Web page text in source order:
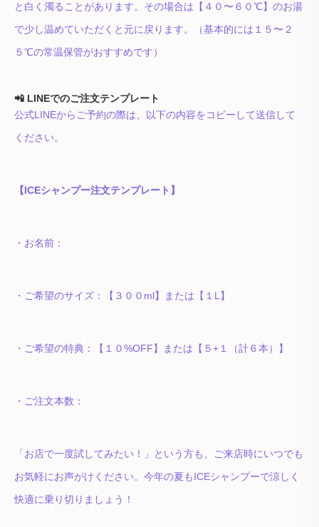
と白く濁ることがあります。その場合は【４０〜６０℃】のお湯
で少し温めていただくと元に戻ります。（基本的には１５〜２
５℃の常温保管がおすすめです）
📲 LINEでのご注文テンプレート
公式LINEからご予約の際は、以下の内容をコピーして送信して
ください。
【ICEシャンプー注文テンプレート】
・お名前：
・ご希望のサイズ：【３００ml】または【１L】
・ご希望の特典：【１０%OFF】または【５+１（計６本）】
・ご注文本数：
「お店で一度試してみたい！」という方も、ご来店時にいつでも
お気軽にお声がけください。今年の夏もICEシャンプーで涼しく
快適に乗り切りましょう！